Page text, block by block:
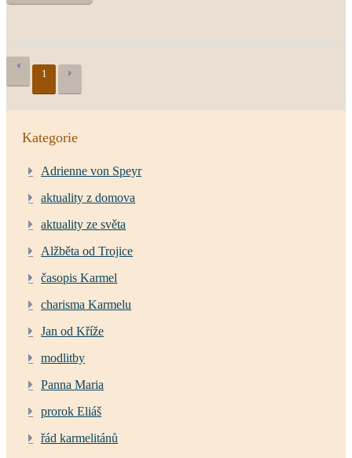
1
Kategorie
Adrienne von Speyr
aktuality z domova
aktuality ze světa
Alžběta od Trojice
časopis Karmel
charisma Karmelu
Jan od Kříže
modlitby
Panna Maria
prorok Eliáš
řád karmelitánů